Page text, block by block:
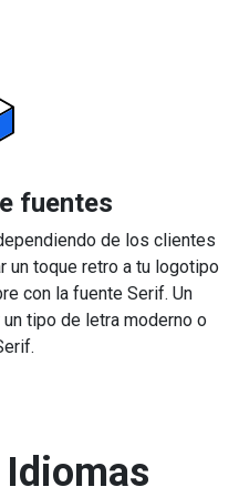
fuentes
de los clientes
un toque retro a tu logotipo
con la fuente Serif. Un
tipo de letra moderno o